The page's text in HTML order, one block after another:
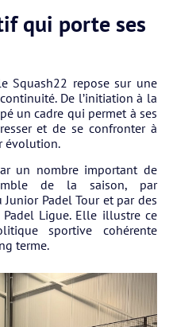
qui porte ses
Squash22 repose sur une
De l’initiation à la
un cadre qui permet à ses
et de se confronter à
évolution.
un nombre important de
de la saison, par
Padel Tour et par des
Ligue. Elle illustre ce
sportive cohérente
terme.